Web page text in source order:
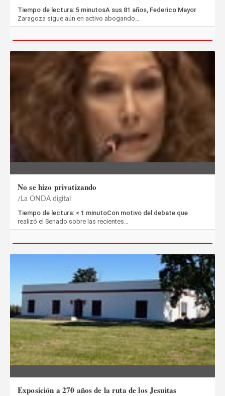
Tiempo de lectura: 5 minutosA sus 81 años, Federico Mayor
Zaragoza sigue aún en activo abogando…
No se hizo privatizando
La ONDA digital
Tiempo de lectura: < 1 minutoCon motivo del debate que
realizó el Senado sobre las recientes…
Exposición a 270 años de la ruta de los Jesuitas